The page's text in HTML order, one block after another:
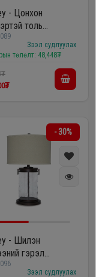
- Цонхон
толь
Зээл судлуулах
төлөлт: 48,448₮
- 30%
- Шилэн
гэрэл
Зээл судлуулах